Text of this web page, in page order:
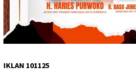
IKLAN 101125